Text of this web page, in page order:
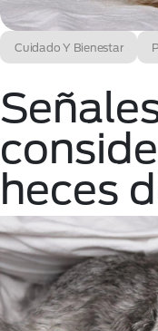
Cuidado Y Bienestar
heces